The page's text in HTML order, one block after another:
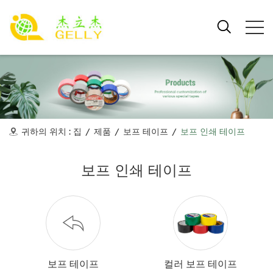
귀하의 위치 : 집 / 제품 / 보프 테이프 / 보프 인쇄 테이프
보프 인쇄 테이프
보프 테이프 컬러 보프 테이프